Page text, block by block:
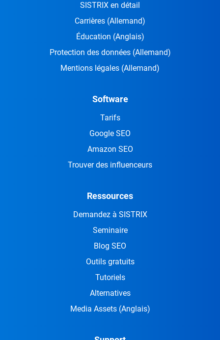
SISTRIX en détail
Carrières (Allemand)
Éducation (Anglais)
Protection des données (Allemand)
Mentions légales (Allemand)
Software
Tarifs
Google SEO
Amazon SEO
Trouver des influenceurs
Ressources
Demandez à SISTRIX
Seminaire
Blog SEO
Outils gratuits
Tutoriels
Alternatives
Media Assets (Anglais)